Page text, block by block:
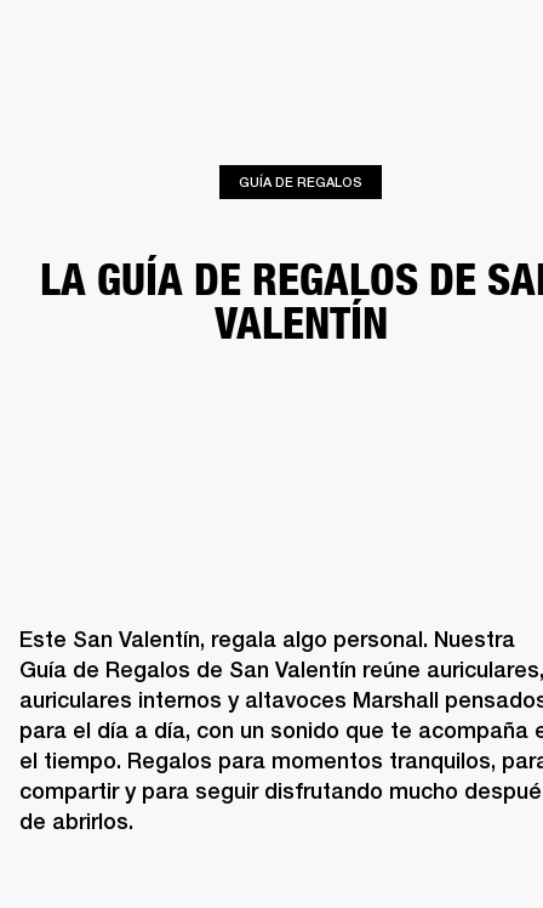
GUÍA DE REGALOS
LA GUÍA DE REGALOS DE
VALENTÍN
Este San Valentín, regala algo personal. Nuestra
Guía de Regalos de San Valentín reúne auriculares,
auriculares internos y altavoces Marshall
para el día a día, con un sonido que te acompaña
el tiempo. Regalos para momentos tranquilos,
compartir y para seguir disfrutando mucho
de abrirlos.